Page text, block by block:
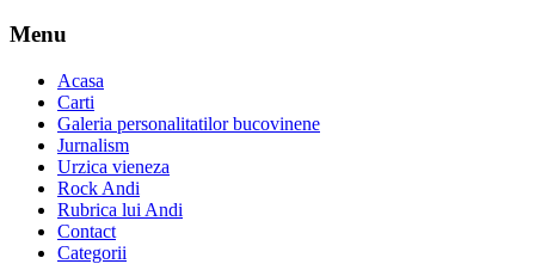
Menu
Acasa
Carti
Galeria personalitatilor bucovinene
Jurnalism
Urzica vieneza
Rock Andi
Rubrica lui Andi
Contact
Categorii